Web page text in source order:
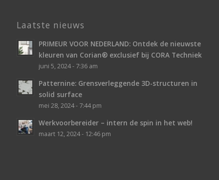
Laatste nieuws
PRIMEUR VOOR NEDERLAND: Ontdek de nieuwste
kleuren van Corian® exclusief bij CORA Techniek
juni 5, 2024 - 7:36 am
Patternine: Grensverleggende 3D-structuren in
solid surface
mei 28, 2024 - 7:44 pm
Werkvoorbereider – intern de spin in het web!
maart 12, 2024 - 12:46 pm